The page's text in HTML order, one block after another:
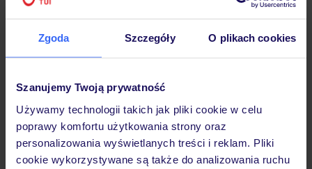
Zgoda Szczegóły O plikach cookies
Szanujemy Twoją prywatność
Używamy technologii takich jak pliki cookie w celu
poprawy komfortu użytkowania strony oraz
personalizowania wyświetlanych treści i reklam. Pliki
cookie wykorzystywane są także do analizowania ruchu
Pokoje